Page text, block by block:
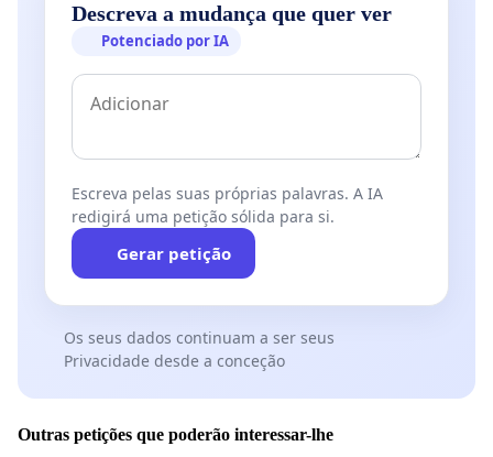
Descreva a mudança que quer ver
Potenciado por IA
Escreva pelas suas próprias palavras. A IA
redigirá uma petição sólida para si.
Gerar petição
Os seus dados continuam a ser seus
Privacidade desde a conceção
Outras petições que poderão interessar-lhe